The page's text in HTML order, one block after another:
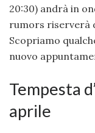
20:30) andrà in
rumors riserverà
Scopriamo
nuovo
Tempesta
aprile